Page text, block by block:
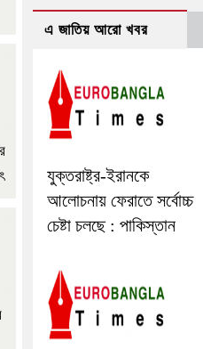
এ জাতিয় আরো খবর
যুক্তরাষ্ট্র-ইরানকে
আলোচনায় ফেরাতে সর্বোচ্চ
চেষ্টা চলছে : পাকিস্তান